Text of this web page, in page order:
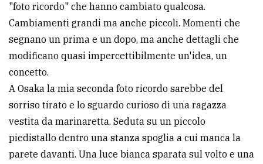
"foto ricordo" che hanno cambiato qualcosa.
Cambiamenti grandi ma anche piccoli. Momenti che
segnano un prima e un dopo, ma anche dettagli che
modificano quasi impercettibilmente un'idea, un
concetto.
A Osaka la mia seconda foto ricordo sarebbe del
sorriso tirato e lo sguardo curioso di una ragazza
vestita da marinaretta. Seduta su un piccolo
piedistallo dentro una stanza spoglia a cui manca la
parete davanti. Una luce bianca sparata sul volto e una